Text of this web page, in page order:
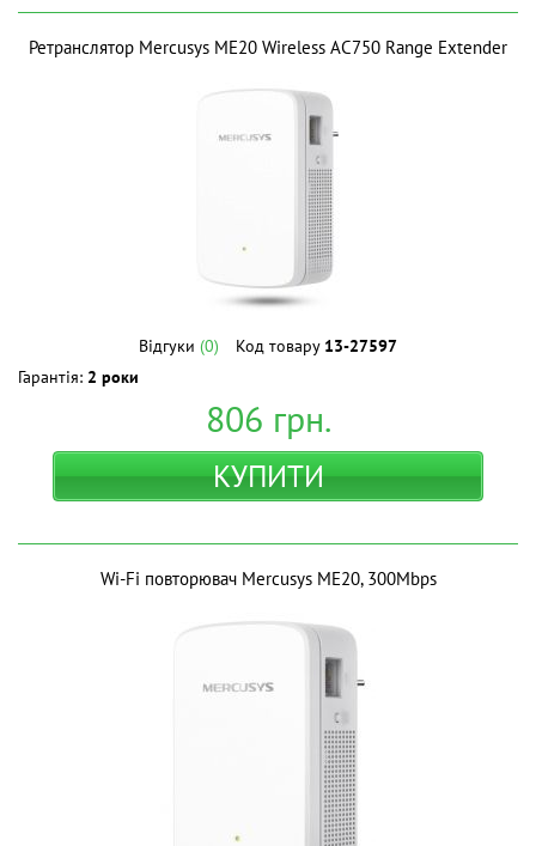
Ретранслятор Mercusys ME20 Wireless AC750 Range Extender
Відгуки (0) Код товару 13-27597
Гарантія: 2 роки
806 грн.
КУПИТИ
Wi-Fi повторювач Mercusys ME20, 300Mbps